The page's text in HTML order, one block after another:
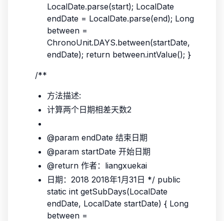
LocalDate.parse(start); LocalDate
endDate = LocalDate.parse(end); Long
between =
ChronoUnit.DAYS.between(startDate,
endDate); return between.intValue(); }
/**
方法描述:
计算两个日期相差天数2
@param endDate 结束日期
@param startDate 开始日期
@return 作者：liangxuekai
日期：2018 2018年1月31日 */ public
static int getSubDays(LocalDate
endDate, LocalDate startDate) { Long
between =